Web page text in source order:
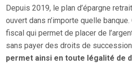
Depuis 2019, le plan d’épargne
ouvert dans n’importe quelle
fiscal qui permet de placer de
sans payer des droits de
permet ainsi en toute légalité de